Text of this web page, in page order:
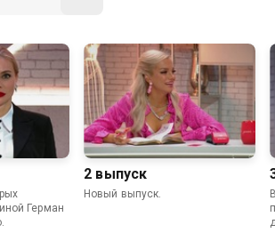
Герман
2 выпуск
Новый выпуск.